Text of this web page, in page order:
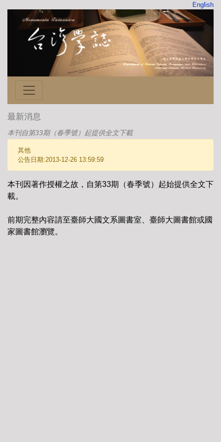
English
最新消息
本刊自第33期（春季號）起提供全文下載
其他
公告日期:2013-12-26 13:59:59
本刊因著作授權之故，自第33期（春季號）起始提供全文下
載。
前期完整內容請至臺師大國文系圖書室、臺師大圖書館或國
家圖書館瀏覽。